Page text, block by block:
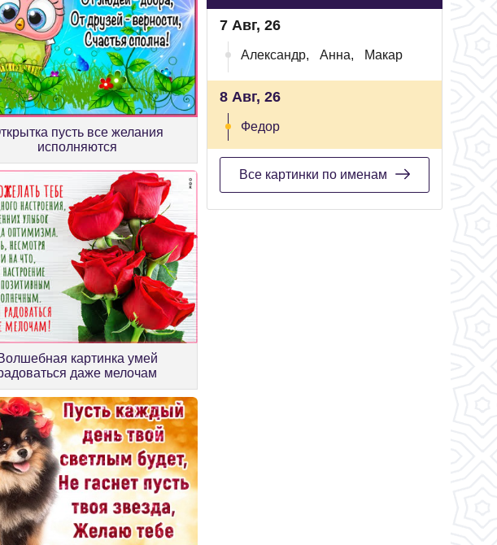
пусть все желания
исполняются
картинка умей
даже мелочам
7 Авг, 26
Александр, Анна, Макар
8 Авг, 26
Федор
Все картинки по именам